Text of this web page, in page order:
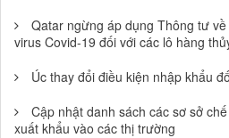
Qatar ngừng áp dụng Thông tư
virus Covid-19 đối với các lô hàng
Úc thay đổi điều kiện nhập khẩu
Cập nhật danh sách các sơ sở
xuất khẩu vào các thị trường